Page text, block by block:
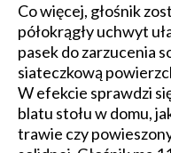
Co więcej, głośnik
półokrągły uchwyt
pasek do zarzucenia
siateczkową
W efekcie sprawdzi
blatu stołu w domu,
trawie czy